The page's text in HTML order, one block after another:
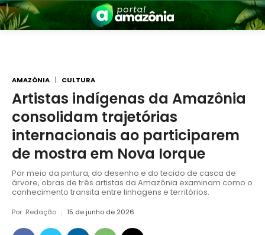
AMAZÔNIA CULTURA
Artistas indígenas da Amazônia
consolidam trajetórias
internacionais ao participarem
de mostra em Nova Iorque
Por meio da pintura, do desenho e do tecido de casca de
árvore, obras de três artistas da Amazônia examinam como o
conhecimento transita entre linhagens e territórios.
Por Redação 15 de junho de 2026